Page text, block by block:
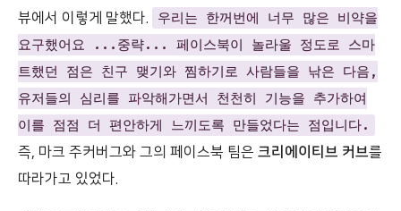
뷰에서 이렇게 말했다.
우리는 한꺼번에 너무 많은 비약을
요구했어요 ...중략... 페이스북이 놀라울 정도로 스마
트했던 점은 친구 맺기와 찜하기로 사람들을 낚은 다음,
유저들의 심리를 파악해가면서 천천히 기능을 추가하여
이를 점점 더 편안하게 느끼도록 만들었다는 점입니다.
즉, 마크 주커버그와 그의 페이스북 팀은 크리에이티브 커브를
따라가고 있었다.